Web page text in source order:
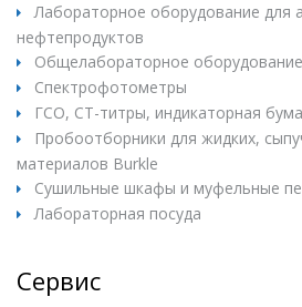
Лабораторное оборудование для
нефтепродуктов
Общелабораторное оборудование
Спектрофотометры
ГСО, СТ-титры, индикаторная
Пробоотборники для жидких,
материалов Burkle
Сушильные шкафы и муфельные
Лабораторная посуда
Сервис